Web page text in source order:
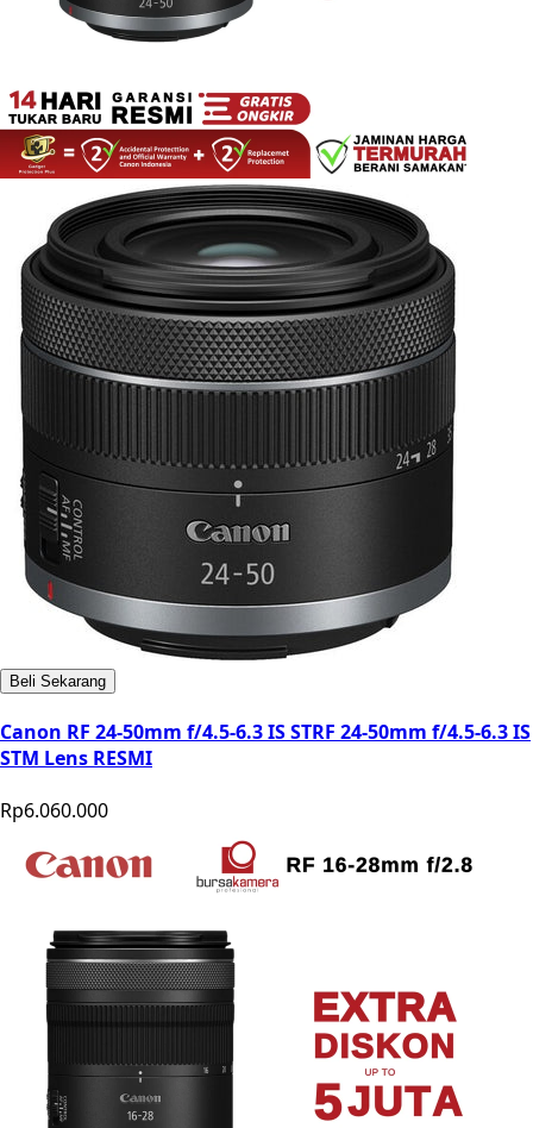
Beli Sekarang
Canon RF 24-50mm f/4.5-6.3 IS STRF 24-50mm f/4.5-6.3 IS
STM Lens RESMI
Rp6.060.000